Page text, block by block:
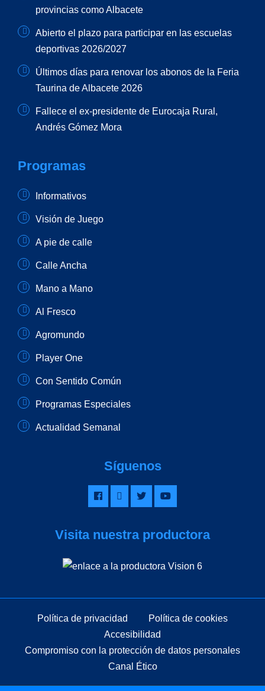
provincias como Albacete
Abierto el plazo para participar en las escuelas
deportivas 2026/2027
Últimos días para renovar los abonos de la Feria
Taurina de Albacete 2026
Fallece el ex-presidente de Eurocaja Rural,
Andrés Gómez Mora
Programas
Informativos
Visión de Juego
A pie de calle
Calle Ancha
Mano a Mano
Al Fresco
Agromundo
Player One
Con Sentido Común
Programas Especiales
Actualidad Semanal
Síguenos
Visita nuestra productora
Política de privacidad
Política de cookies
Accesibilidad
Compromiso con la protección de datos personales
Canal Ético